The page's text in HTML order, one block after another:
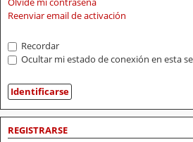
Reenviar email de activación
Recordar
Ocultar mi estado de conexión en esta
REGISTRARSE